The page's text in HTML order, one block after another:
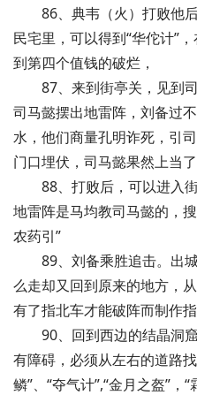
86、典韦（火）打败他
民宅里，可以得到“华佗计”
到第四个值钱的破烂，
87、来到街亭关，见到
司马懿摆出地雷阵，刘备过
水，他们商量孔明诈死，引
门口埋伏，司马懿果然上当了
88、打败后，可以进入
地雷阵是马均教司马懿的，
农药引”
89、刘备乘胜追击。出
么走却又回到原来的地方，
有了指北车才能破阵而制作
90、回到西边的结晶洞
有障碍，必须从左右的道路
鳞”、“夺气计”,“金月之盔”，